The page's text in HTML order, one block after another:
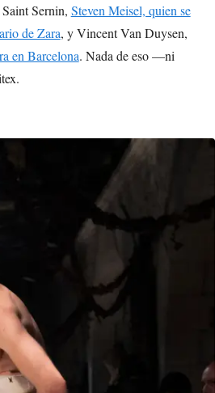
Sernin, Steven Meisel, quien se
de Zara, y Vincent Van Duysen,
en Barcelona. Nada de eso —ni